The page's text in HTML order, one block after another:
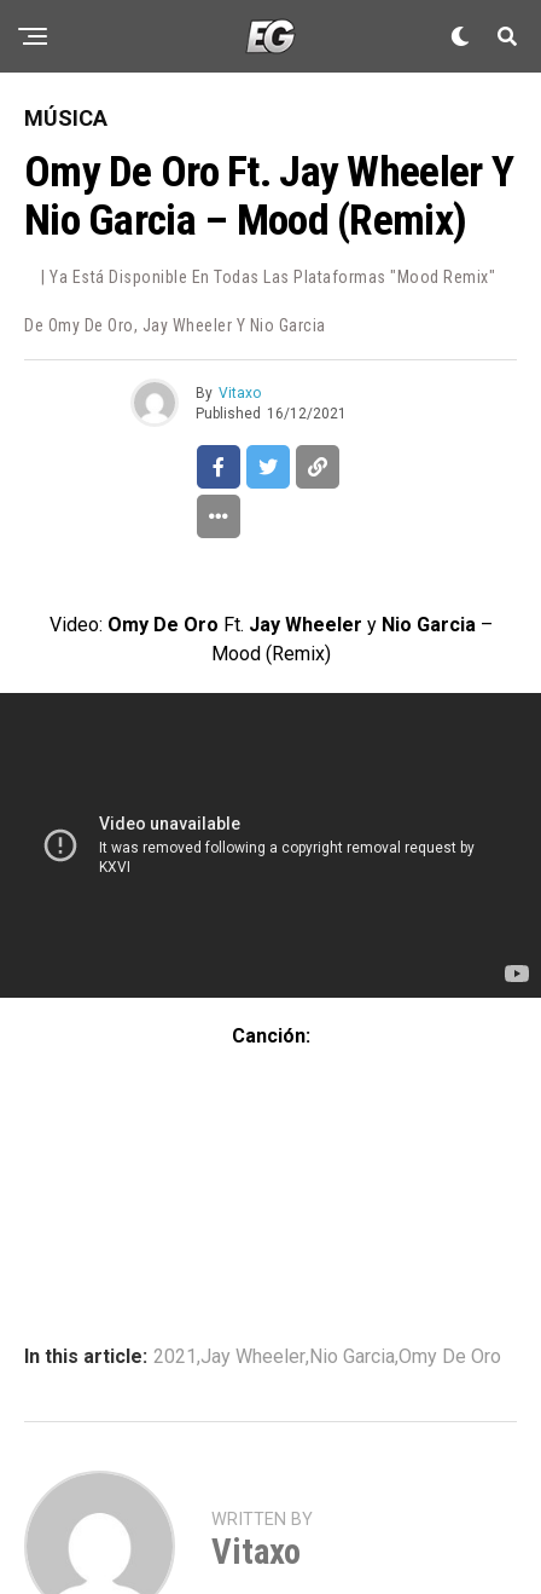
MÚSICA
Omy De Oro Ft. Jay Wheeler Y
Nio Garcia – Mood (Remix)
| Ya Está Disponible En Todas Las Plataformas "Mood Remix"
De Omy De Oro, Jay Wheeler Y Nio Garcia
By Vitaxo
Published 16/12/2021
Video: Omy De Oro Ft. Jay Wheeler y Nio Garcia–
Mood (Remix)
Canción:
In this article: 2021,Jay Wheeler,Nio Garcia,Omy De Oro
WRITTEN BY
Vitaxo